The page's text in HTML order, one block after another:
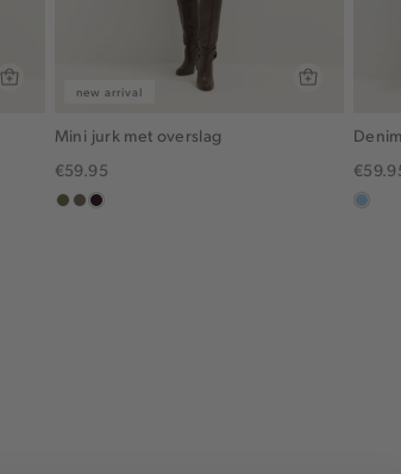
new arrival
Mini jurk met overslag
€59.95
groen,
middenbruin
bordeaux,